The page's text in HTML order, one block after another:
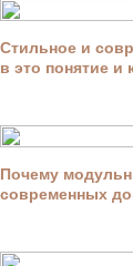
Стильное и
в это понятие и
Почему
современных